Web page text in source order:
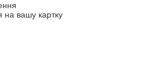
на вашу картку